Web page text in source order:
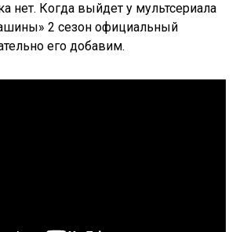
нет. Когда выйдет у мультсериала
2 сезон официальный
его добавим.